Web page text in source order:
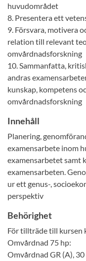
huvudområdet
8. Presentera ett
9. Försvara, motivera
relation till relevant
omvårdnadsforskning
10. Sammanfatta,
andras
kunskap, kompetens
omvårdnadsforskning
Innehåll
Planering,
examensarbete inom
examensarbetet samt
examensarbeten.
ur ett genus-,
perspektiv
Behörighet
För tillträde till kursen
Omvårdnad 75 hp:
Omvårdnad GR (A), 30